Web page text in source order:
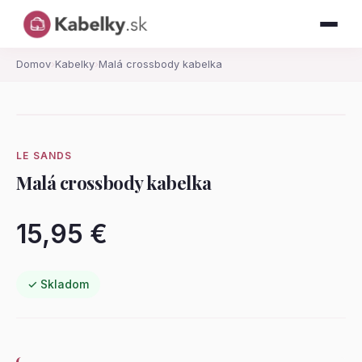
Domov› Kabelky› Malá crossbody kabelka
LE SANDS
Malá crossbody kabelka
15,95 €
✓ Skladom